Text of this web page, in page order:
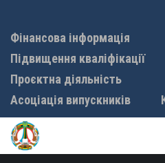
Фінансова інформація
Підвищення кваліфікації
Проєктна діяльність
Асоціація випускників